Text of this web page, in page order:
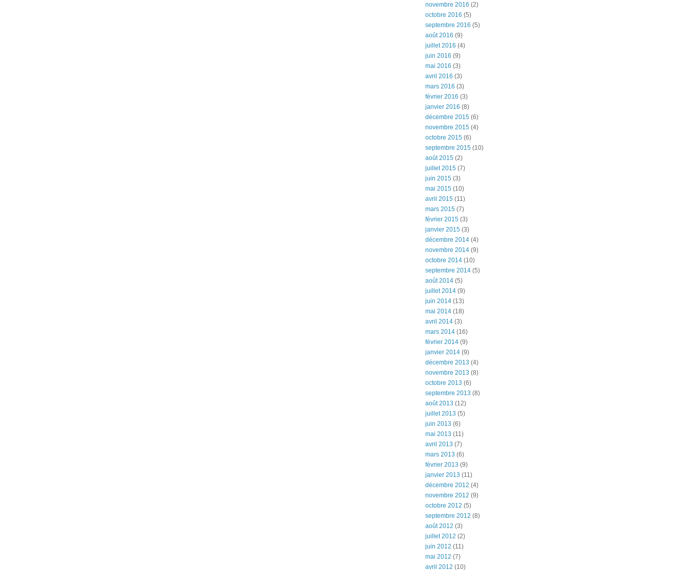
novembre 2016 (2)
octobre 2016 (5)
septembre 2016 (5)
août 2016 (9)
juillet 2016 (4)
juin 2016 (9)
mai 2016 (3)
avril 2016 (3)
mars 2016 (3)
février 2016 (3)
janvier 2016 (8)
décembre 2015 (6)
novembre 2015 (4)
octobre 2015 (6)
septembre 2015 (10)
août 2015 (2)
juillet 2015 (7)
juin 2015 (3)
mai 2015 (10)
avril 2015 (11)
mars 2015 (7)
février 2015 (3)
janvier 2015 (3)
décembre 2014 (4)
novembre 2014 (9)
octobre 2014 (10)
septembre 2014 (5)
août 2014 (5)
juillet 2014 (9)
juin 2014 (13)
mai 2014 (18)
avril 2014 (3)
mars 2014 (16)
février 2014 (9)
janvier 2014 (9)
décembre 2013 (4)
novembre 2013 (8)
octobre 2013 (6)
septembre 2013 (8)
août 2013 (12)
juillet 2013 (5)
juin 2013 (6)
mai 2013 (11)
avril 2013 (7)
mars 2013 (6)
février 2013 (9)
janvier 2013 (11)
décembre 2012 (4)
novembre 2012 (9)
octobre 2012 (5)
septembre 2012 (8)
août 2012 (3)
juillet 2012 (2)
juin 2012 (11)
mai 2012 (7)
avril 2012 (10)